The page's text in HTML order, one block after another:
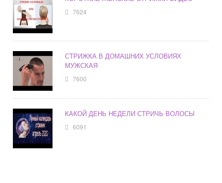
7624
СТРИЖКА В ДОМАШНИХ УСЛОВИЯХ
МУЖСКАЯ
7600
КАКОЙ ДЕНЬ НЕДЕЛИ СТРИЧЬ ВОЛОСЫ
6091